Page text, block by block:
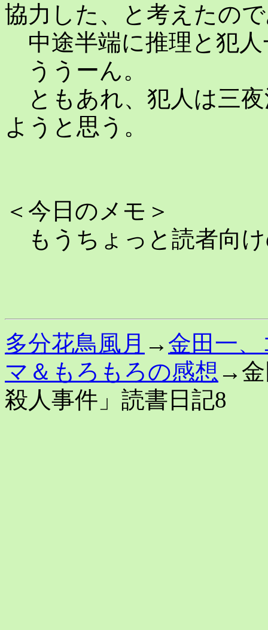
協力した、と考えたの
中途半端に推理と犯
ううーん。
ともあれ、犯人は三
ようと思う。
＜今日のメモ＞
もうちょっと読者向
多分花鳥風月 → 金田一
マ＆もろもろの感想 →金
殺人事件」読書日記8